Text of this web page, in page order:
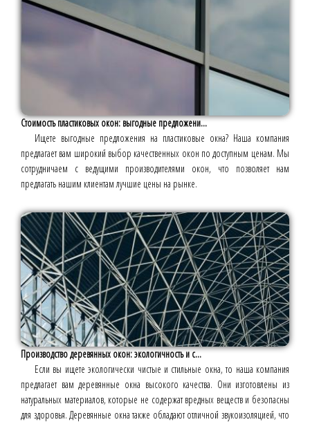
Стоимость пластиковых окон: выгодные предложени...
Ищете выгодные предложения на пластиковые окна? Наша компания
предлагает вам широкий выбор качественных окон по доступным ценам. Мы
сотрудничаем с ведущими производителями окон, что позволяет нам
предлагать нашим клиентам лучшие цены на рынке.
Производство деревянных окон: экологичность и с...
Если вы ищете экологически чистые и стильные окна, то наша компания
предлагает вам деревянные окна высокого качества. Они изготовлены из
натуральных материалов, которые не содержат вредных веществ и безопасны
для здоровья. Деревянные окна также обладают отличной звукоизоляцией, что